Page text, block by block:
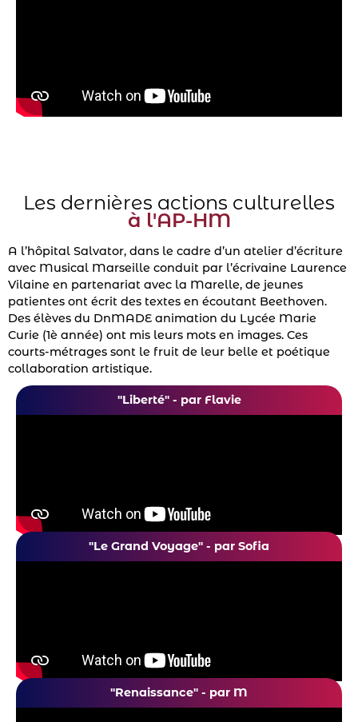
Les dernières actions culturelles
à l'AP-HM
A l’hôpital Salvator, dans le cadre d’un atelier d’écriture
avec Musical Marseille conduit par l’écrivaine Laurence
Vilaine en partenariat avec la Marelle, de jeunes
patientes ont écrit des textes en écoutant Beethoven.
Des élèves du DnMADE animation du Lycée Marie
Curie (1è année) ont mis leurs mots en images. Ces
courts-métrages sont le fruit de leur belle et poétique
collaboration artistique.
"Liberté" - par Flavie
"Le Grand Voyage" - par Sofia
"Renaissance" - par M